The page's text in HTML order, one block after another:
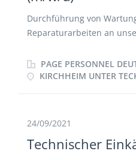
von Produktionsanlagen
Störungen an
Durchführung von
Reparaturarbeiten an
Industriewaschanlagen
analysieren und beheben
Regelwartungen,
PAGE PERSONNEL
KIRCHHEIM UNTER
24/09/2021
Technischer